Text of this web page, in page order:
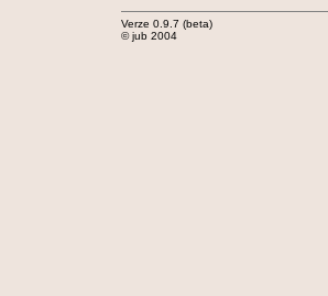
Verze 0.9.7 (beta)
© jub 2004